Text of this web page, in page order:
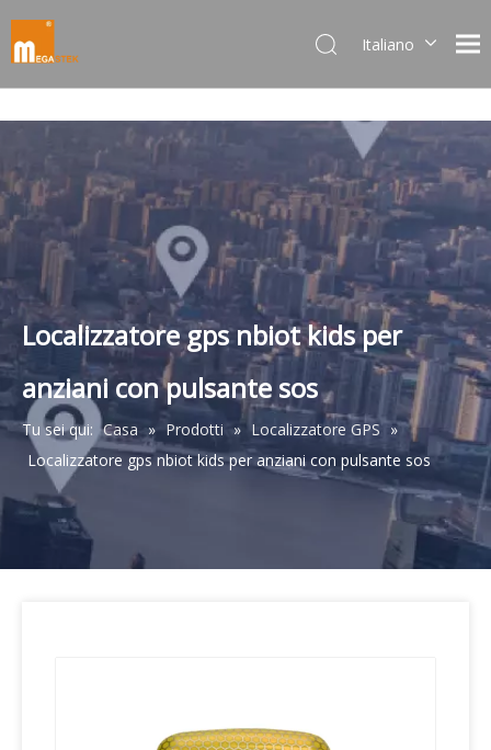
Italiano
한국어
日本語
Deutsch
Español
Français
简体中文
English
Localizzatore gps nbiot kids per
anziani con pulsante sos
Tu sei qui: Casa » Prodotti » Localizzatore GPS »
Localizzatore gps nbiot kids per anziani con pulsante sos